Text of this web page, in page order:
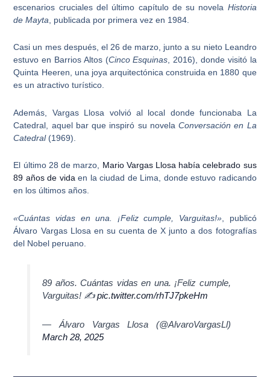
escenarios cruciales del último capítulo de su novela Historia
de Mayta , publicada por primera vez en 1984.
Casi un mes después, el 26 de marzo, junto a su nieto Leandro
estuvo en Barrios Altos (Cinco Esquinas , 2016), donde visitó la
Quinta Heeren, una joya arquitectónica construida en 1880 que
es un atractivo turístico.
Además, Vargas Llosa volvió al local donde funcionaba La
Catedral, aquel bar que inspiró su novelaConversación en La
Catedral(1969).
El último 28 de marzo, Mario Vargas Llosa había celebrado sus
89 años de vida en la ciudad de Lima, donde estuvo radicando
en los últimos años.
«Cuántas vidas en una. ¡Feliz cumple, Varguitas!» , publicó
Álvaro Vargas Llosa en su cuenta de X junto a dos fotografías
del Nobel peruano.
89 años. Cuántas vidas en una. ¡Feliz cumple,
Varguitas! ✍️pic.twitter.com/rhTJ7pkeHm
— Álvaro Vargas Llosa (@AlvaroVargasLl)
March 28, 2025